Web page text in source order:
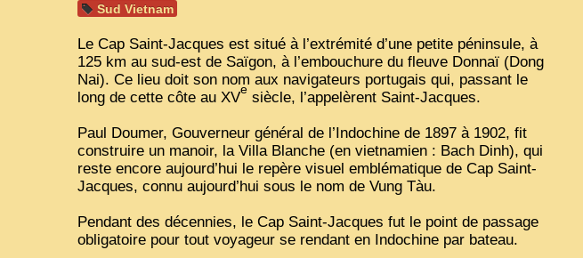
Sud Vietnam
Le Cap Saint-Jacques est situé à l’extrémité d’une petite péninsule, à
125 km au sud-est de Saïgon, à l’embouchure du fleuve Donnaï (Dong
Nai). Ce lieu doit son nom aux navigateurs portugais qui, passant le
long de cette côte au XVe siècle, l’appelèrent Saint-Jacques.
Paul Doumer, Gouverneur général de l’Indochine de 1897 à 1902, fit
construire un manoir, la Villa Blanche (en vietnamien : Bach Dinh), qui
reste encore aujourd’hui le repère visuel emblématique de Cap Saint-
Jacques, connu aujourd’hui sous le nom de Vung Tàu.
Pendant des décennies, le Cap Saint-Jacques fut le point de passage
obligatoire pour tout voyageur se rendant en Indochine par bateau.